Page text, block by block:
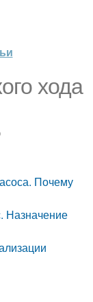
хода
Почему
Назначение